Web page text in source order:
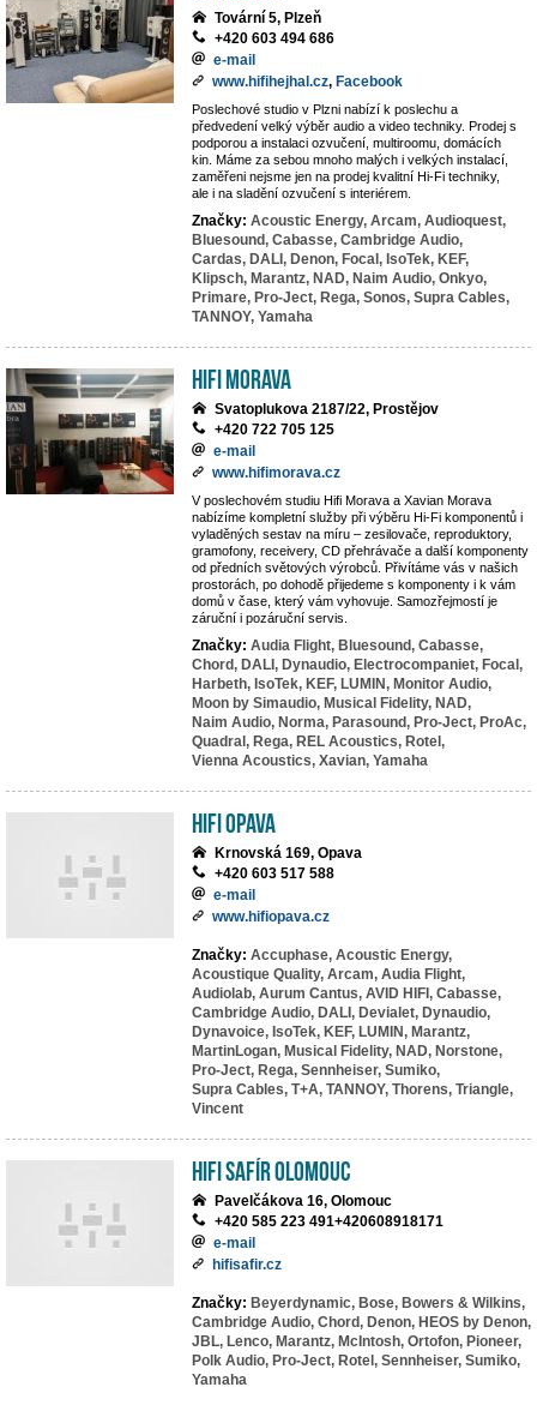
Tovární 5, Plzeň
+420 603 494 686
e-mail
www.hifihejhal.cz, Facebook
Poslechové studio v Plzni nabízí k poslechu a
předvedení velký výběr audio a video techniky. Prodej s
podporou a instalaci ozvučení, multiroomu, domácích
kin. Máme za sebou mnoho malých i velkých instalací,
zaměřeni nejsme jen na prodej kvalitní Hi-Fi techniky,
ale i na sladění ozvučení s interiérem.
Značky: Acoustic Energy, Arcam, Audioquest,
Bluesound, Cabasse, Cambridge Audio,
Cardas, DALI, Denon, Focal, IsoTek, KEF,
Klipsch, Marantz, NAD, Naim Audio, Onkyo,
Primare, Pro-Ject, Rega, Sonos, Supra Cables,
TANNOY, Yamaha
Hifi Morava
Svatoplukova 2187/22, Prostějov
+420 722 705 125
e-mail
www.hifimorava.cz
V poslechovém studiu Hifi Morava a Xavian Morava
nabízíme kompletní služby při výběru Hi-Fi komponentů i
vyladěných sestav na míru – zesilovače, reproduktory,
gramofony, receivery, CD přehrávače a další komponenty
od předních světových výrobců. Přivítáme vás v našich
prostorách, po dohodě přijedeme s komponenty i k vám
domů v čase, který vám vyhovuje. Samozřejmostí je
záruční i pozáruční servis.
Značky: Audia Flight, Bluesound, Cabasse,
Chord, DALI, Dynaudio, Electrocompaniet, Focal,
Harbeth, IsoTek, KEF, LUMIN, Monitor Audio,
Moon by Simaudio, Musical Fidelity, NAD,
Naim Audio, Norma, Parasound, Pro-Ject, ProAc,
Quadral, Rega, REL Acoustics, Rotel,
Vienna Acoustics, Xavian, Yamaha
HIFI Opava
Krnovská 169, Opava
+420 603 517 588
e-mail
www.hifiopava.cz
Značky: Accuphase, Acoustic Energy,
Acoustique Quality, Arcam, Audia Flight,
Audiolab, Aurum Cantus, AVID HIFI, Cabasse,
Cambridge Audio, DALI, Devialet, Dynaudio,
Dynavoice, IsoTek, KEF, LUMIN, Marantz,
MartinLogan, Musical Fidelity, NAD, Norstone,
Pro-Ject, Rega, Sennheiser, Sumiko,
Supra Cables, T+A, TANNOY, Thorens, Triangle,
Vincent
HiFi Safír Olomouc
Pavelčákova 16, Olomouc
+420 585 223 491+420608918171
e-mail
hifisafir.cz
Značky: Beyerdynamic, Bose, Bowers & Wilkins,
Cambridge Audio, Chord, Denon, HEOS by Denon,
JBL, Lenco, Marantz, McIntosh, Ortofon, Pioneer,
Polk Audio, Pro-Ject, Rotel, Sennheiser, Sumiko,
Yamaha